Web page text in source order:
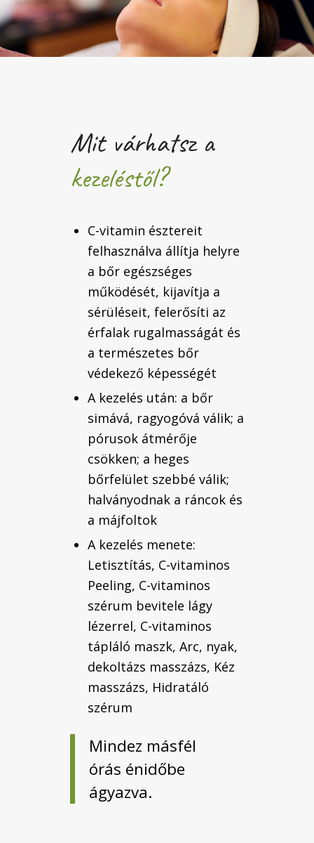
Mit várhatsz a
kezeléstől?
C-vitamin észtereit
felhasználva állítja helyre
a bőr egészséges
működését, kijavítja a
sérüléseit, felerősíti az
érfalak rugalmasságát és
a természetes bőr
védekező képességét
A kezelés után: a bőr
simává, ragyogóvá válik; a
pórusok átmérője
csökken; a heges
bőrfelület szebbé válik;
halványodnak a ráncok és
a májfoltok
A kezelés menete:
Letisztítás, C-vitaminos
Peeling, C-vitaminos
szérum bevitele lágy
lézerrel, C-vitaminos
tápláló maszk, Arc, nyak,
dekoltázs masszázs, Kéz
masszázs, Hidratáló
szérum
Mindez másfél
órás énidőbe
ágyazva.